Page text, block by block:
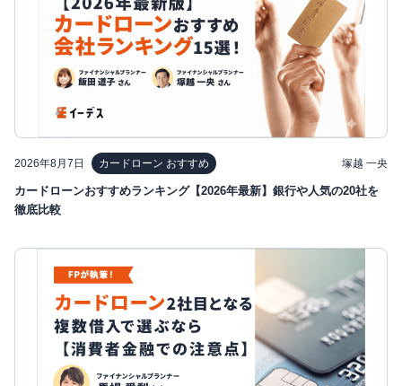
2026年8月7日 カードローン おすすめ 塚越 一央
カードローンおすすめランキング【2026年最新】銀行や人気の20社を
徹底比較